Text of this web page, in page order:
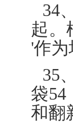
34
起。
'作为
35
袋
和翻